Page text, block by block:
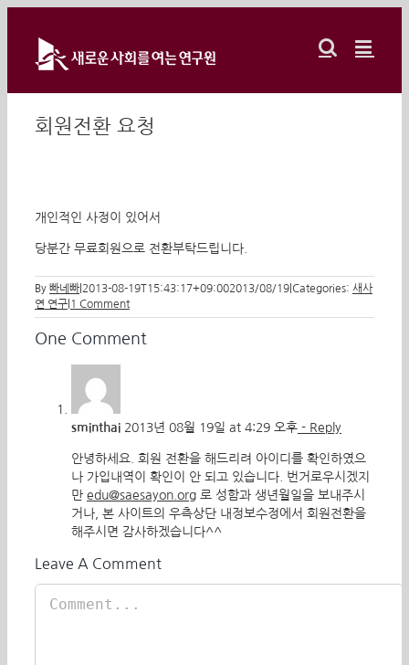
content
회원전환 요청
개인적인 사정이 있어서
당분간 무료회원으로 전환부탁드립니다.
By 빠네빠 2013-08-19T15:43:17+09:002013/08/19 Categories: 새사
연 연구 1 Comment
One Comment
sminthai 2013년 08월 19일 at 4:29 오후 - Reply
안녕하세요. 회원 전환을 해드리려 아이디를 확인하였으
나 가입내역이 확인이 안 되고 있습니다. 번거로우시겠지
만 edu@saesayon.org 로 성함과 생년월일을 보내주시
거나, 본 사이트의 우측상단 내정보수정에서 회원전환을
해주시면 감사하겠습니다^^
Leave A Comment